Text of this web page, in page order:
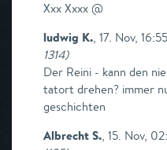
Xxx Xxxx @
ludwig K., 17. Nov,
1314)
Der Reini - kann den
tatort drehen? immer
geschichten
Albrecht S., 15. Nov,